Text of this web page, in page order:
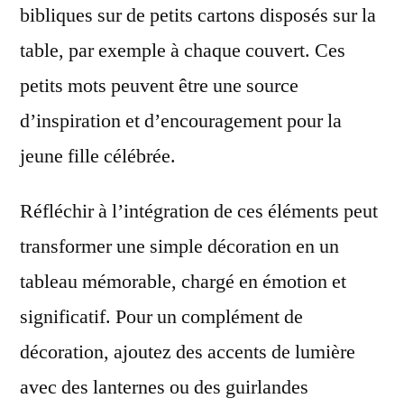
bibliques sur de petits cartons disposés sur la
table, par exemple à chaque couvert. Ces
petits mots peuvent être une source
d’inspiration et d’encouragement pour la
jeune fille célébrée.
Réfléchir à l’intégration de ces éléments peut
transformer une simple décoration en un
tableau mémorable, chargé en émotion et
significatif. Pour un complément de
décoration, ajoutez des accents de lumière
avec des lanternes ou des guirlandes